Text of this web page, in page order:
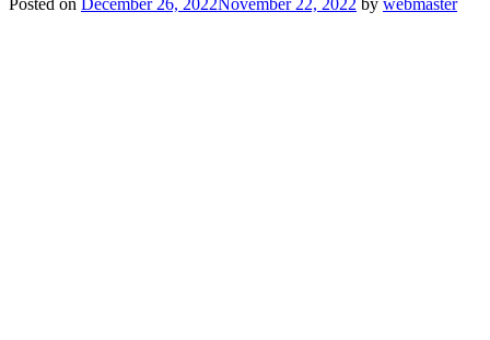
Posted on December 26, 2022November 22, 2022 by webmaster